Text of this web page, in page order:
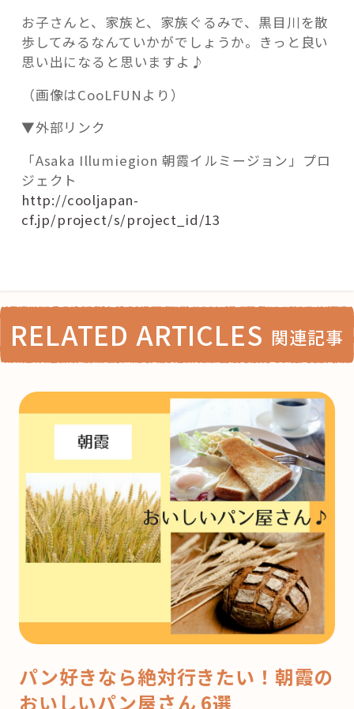
お子さんと、家族と、家族ぐるみで、黒目川を散
歩してみるなんていかがでしょうか。きっと良い
思い出になると思いますよ♪
（画像はCooLFUNより）
▼外部リンク
「Asaka Illumiegion 朝霞イルミージョン」プロ
ジェクト
http://cooljapan-
cf.jp/project/s/project_id/13
RELATED ARTICLES 関連記事
パン好きなら絶対行きたい！朝霞の
おいしいパン屋さん 6選